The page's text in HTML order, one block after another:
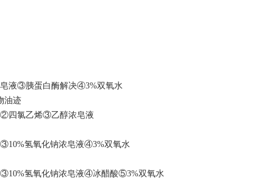
液③胰蛋白酶解决④3%双氧水
油迹
四氯乙烯③乙醇浓皂液
氢氧化钠浓皂液④3%双氧水
氢氧化钠浓皂液④冰醋酸⑤3%双氧水